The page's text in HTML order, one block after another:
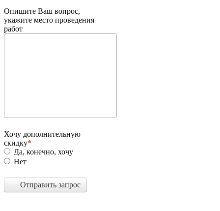
Опишите Ваш вопрос,
укажите место проведения
работ
Хочу дополнительную
скидку
Да, конечно, хочу
Нет
Отправить запрос